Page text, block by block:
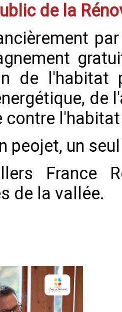
de la
de
de
contre
peojet, un
France
de la vallée.